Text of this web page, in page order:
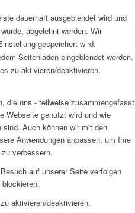
dauerhaft ausgeblendet wird und
abgelehnt werden. Wir
gespeichert wird.
Seitenladen eingeblendet werden.
zu aktivieren/deaktivieren.
die uns - teilweise zusammengefasst
Webseite genutzt wird und wie
Auch können wir mit den
Anwendungen anpassen, um Ihre
verbessern.
auf unserer Seite verfolgen
aktivieren/deaktivieren.